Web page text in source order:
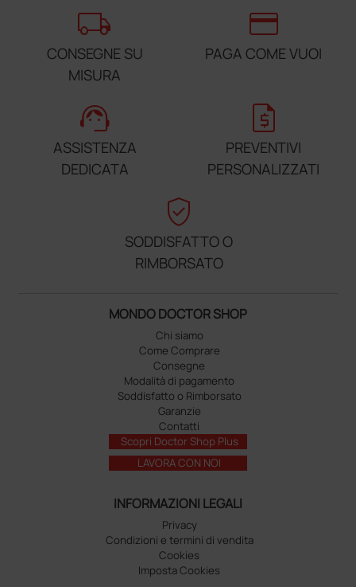
local_shipping
CONSEGNE SU
MISURA
credit_card
PAGA COME VUOI
support_agent
ASSISTENZA
DEDICATA
request_quote
PREVENTIVI
PERSONALIZZATI
verified_user
SODDISFATTO O
RIMBORSATO
MONDO DOCTOR SHOP
Chi siamo
Come Comprare
Consegne
Modalità di pagamento
Soddisfatto o Rimborsato
Garanzie
Contatti
Scopri Doctor Shop Plus
LAVORA CON NOI
INFORMAZIONI LEGALI
Privacy
Condizioni e termini di vendita
Cookies
Imposta Cookies